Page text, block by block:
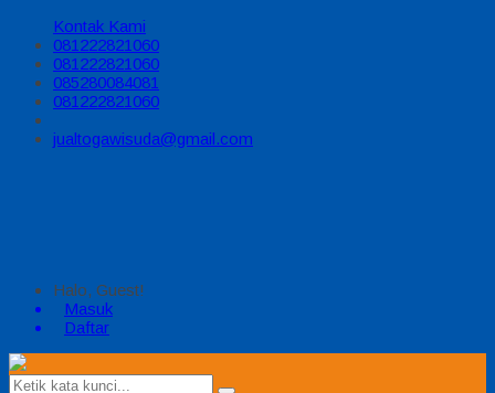
Kontak Kami
081222821060
081222821060
085280084081
081222821060
jualtogawisuda@gmail.com
Halo, Guest!
Masuk
Daftar